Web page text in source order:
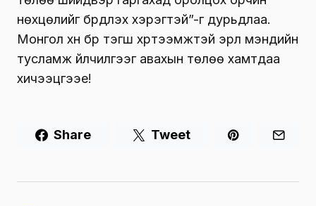
нөхцөлийг бүрдүүлэх хэрэгтэй”-г дурьдлаа.
Монгол хүн бүр тэгш хүртээмжтэй эрүүл мэндийн
тусламж үйлчилгээг авахын төлөө хамтдаа
хичээцгээе!
Share Tweet